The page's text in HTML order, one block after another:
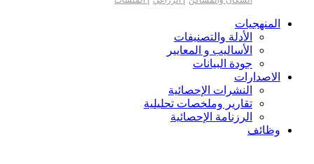
المنهجيات
الأدلة والتصنيفات
الأساليب و المعايير
جودة البيانات
الاصدارات
النشرات الإحصائية
تقارير وملخصات تحليلية
الرزنامة الإحصائية
وظائف